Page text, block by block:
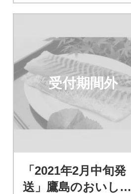
受付期間外
「2021年2月中旬発
送」鷹島のおいしか